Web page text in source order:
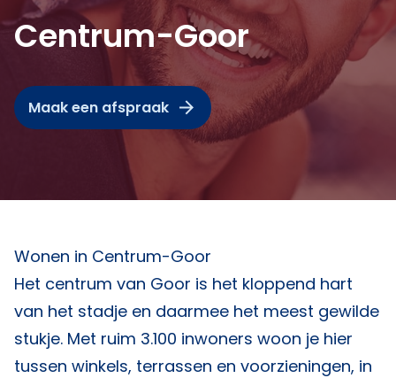
Centrum-Goor
Maak een afspraak
Wonen in Centrum-Goor
Het centrum van Goor is het kloppend hart
van het stadje en daarmee het meest gewilde
stukje. Met ruim 3.100 inwoners woon je hier
tussen winkels, terrassen en voorzieningen, in